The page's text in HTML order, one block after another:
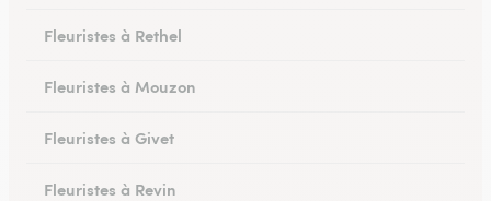
Fleuristes à Rethel
Fleuristes à Mouzon
Fleuristes à Givet
Fleuristes à Revin